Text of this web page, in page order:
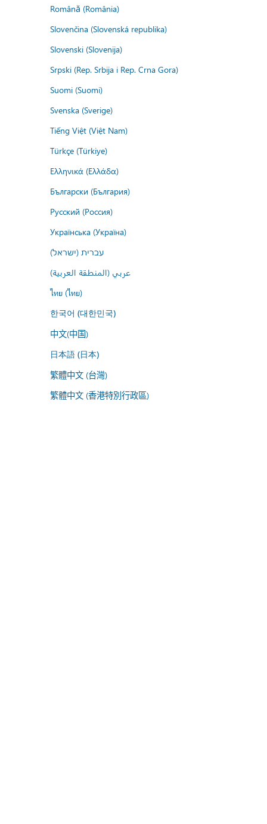
Română (România)
Slovenčina (Slovenská republika)
Slovenski (Slovenija)
Srpski (Rep. Srbija i Rep. Crna Gora)
Suomi (Suomi)
Svenska (Sverige)
Tiếng Việt (Việt Nam)
Türkçe (Türkiye)
Ελληνικά (Ελλάδα)
Български (България)
Русский (Россия)
Українська (Україна)
עברית (ישראל)
عربي (المنطقة العربية)
ไทย (ไทย)
한국어 (대한민국)
中文(中国)
日本語 (日本)
繁體中文 (台灣)
繁體中文 (香港特別行政區)